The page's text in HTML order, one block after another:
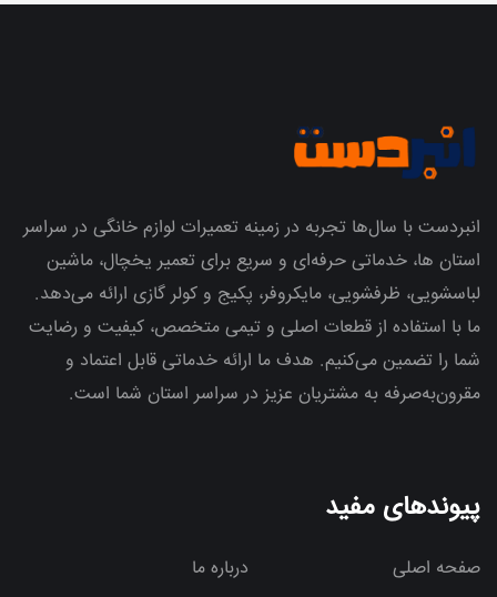
انبردست با سال‌ها تجربه در زمینه تعمیرات لوازم خانگی در سراسر
استان ها، خدماتی حرفه‌ای و سریع برای تعمیر یخچال، ماشین
لباسشویی، ظرفشویی، مایکروفر، پکیج و کولر گازی ارائه می‌دهد.
ما با استفاده از قطعات اصلی و تیمی متخصص، کیفیت و رضایت
شما را تضمین می‌کنیم. هدف ما ارائه خدماتی قابل اعتماد و
مقرون‌به‌صرفه به مشتریان عزیز در سراسر استان شما است.
پیوندهای مفید
صفحه اصلی
درباره ما